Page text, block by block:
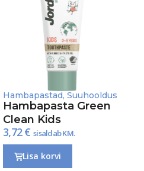
Hambapastad, Suuhooldus
Hambapasta Green
Clean Kids
3,72€ sisaldab KM.
Lisa korvi